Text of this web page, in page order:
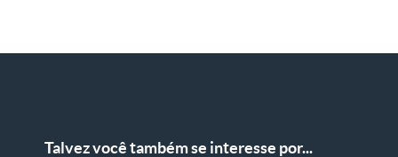
Talvez você também se interesse por...